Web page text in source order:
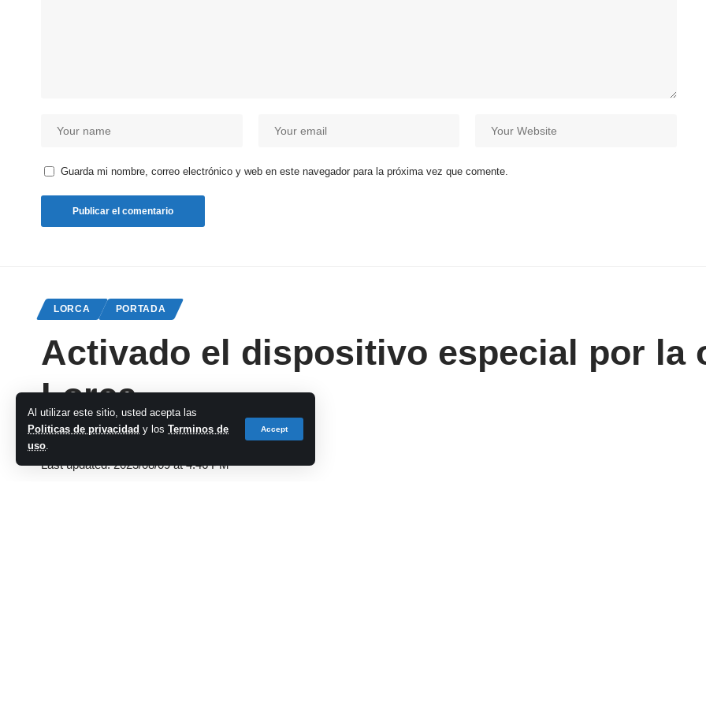
Al utilizar este sitio, usted acepta las
Politicas de privacidad y los Terminos de
uso.
Accept
Guarda mi nombre, correo electrónico y web en este navegador para la próxima vez que comente.
LORCA PORTADA
Activado el dispositivo especial por la
Lorca
Last updated: 2023/08/09 at 4:46 PM
cadena-azul